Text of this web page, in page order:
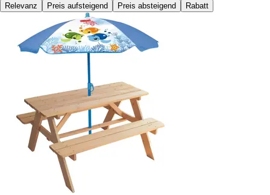
Relevanz
Preis aufsteigend Preis absteigend Rabatt